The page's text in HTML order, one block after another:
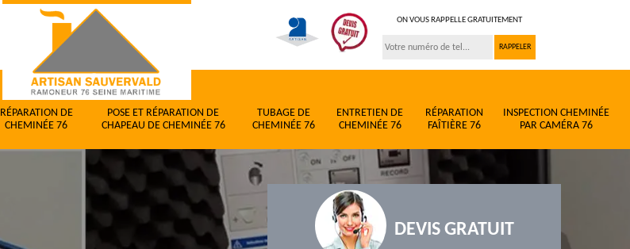
ON VOUS RAPPELLE GRATUITEMENT
RÉPARATION DE
CHEMINÉE 76
POSE ET RÉPARATION DE
CHAPEAU DE CHEMINÉE 76
TUBAGE DE
CHEMINÉE 76
ENTRETIEN DE
CHEMINÉE 76
RÉPARATION
FAÎTIÈRE 76
INSPECTION CHEMINÉE
PAR CAMÉRA 76
DEVIS GRATUIT